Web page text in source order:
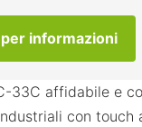
informazioni
33C affidabile e
con touch